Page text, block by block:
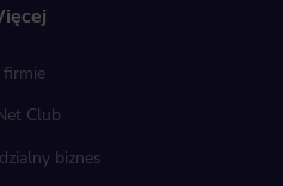
firmie
Club
biznes